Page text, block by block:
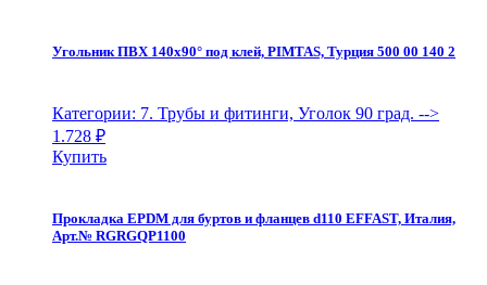
Угольник ПВХ 140х90° под клей, PIMTAS, Турция 500 00 140 2
Категории: 7. Трубы и фитинги, Уголок 90 град. -->
1.728 ₽
Купить
Прокладка EPDM для буртов и фланцев d110 EFFAST, Италия,
Арт.№ RGRGQP1100